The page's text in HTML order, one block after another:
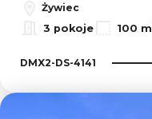
Żywiec
3 pokoje
100 m
DMX2-DS-4141